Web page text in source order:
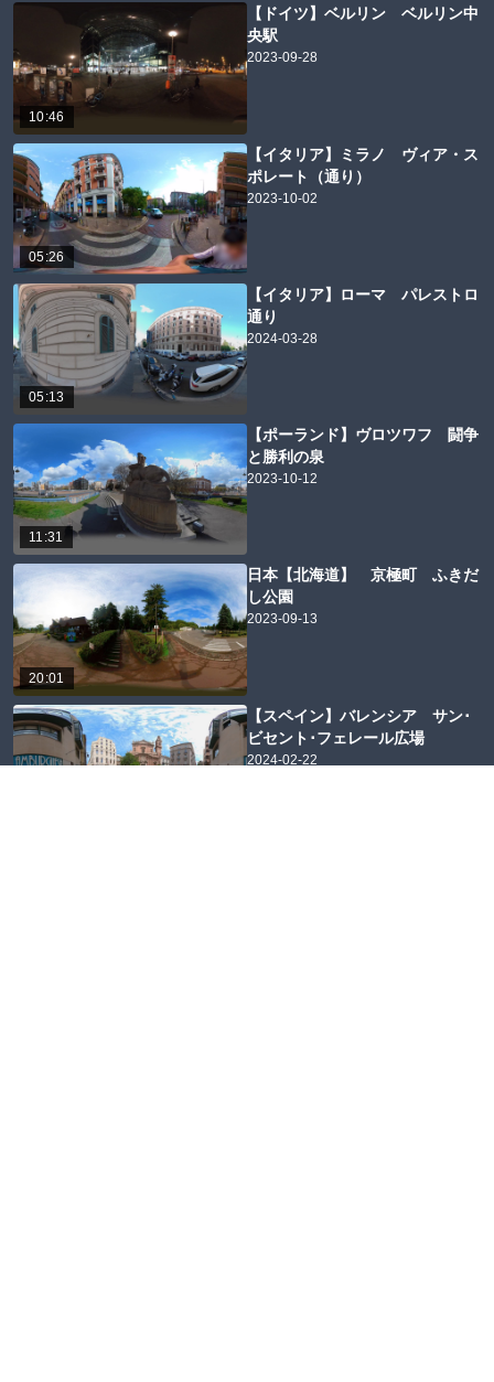
10:46
【ドイツ】ベルリン ベルリン中
央駅
2023-09-28
05:26
【イタリア】ミラノ ヴィア・ス
ポレート（通り）
2023-10-02
05:13
【イタリア】ローマ パレストロ
通り
2024-03-28
11:31
【ポーランド】ヴロツワフ 闘争
と勝利の泉
2023-10-12
20:01
日本【北海道】 京極町 ふきだ
し公園
2023-09-13
【スペイン】バレンシア サン･
ビセント･フェレール広場
2024-02-22